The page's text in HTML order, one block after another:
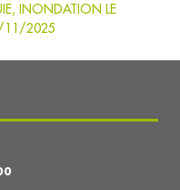
INONDATION LE
2025